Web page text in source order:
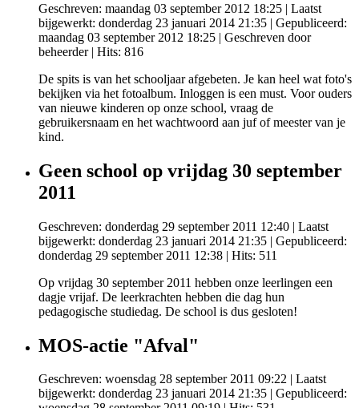
Geschreven: maandag 03 september 2012 18:25 | Laatst
bijgewerkt: donderdag 23 januari 2014 21:35 | Gepubliceerd:
maandag 03 september 2012 18:25 | Geschreven door
beheerder| Hits: 816
De spits is van het schooljaar afgebeten. Je kan heel wat foto's
bekijken via het fotoalbum. Inloggen is een must. Voor ouders
van nieuwe kinderen op onze school, vraag de
gebruikersnaam en het wachtwoord aan juf of meester van je
kind.
Geen school op vrijdag 30 september
2011
Geschreven: donderdag 29 september 2011 12:40 | Laatst
bijgewerkt: donderdag 23 januari 2014 21:35 | Gepubliceerd:
donderdag 29 september 2011 12:38 | Hits: 511
Op vrijdag 30 september 2011 hebben onze leerlingen een
dagje vrijaf. De leerkrachten hebben die dag hun
pedagogische studiedag. De school is dus gesloten!
MOS-actie "Afval"
Geschreven: woensdag 28 september 2011 09:22 | Laatst
bijgewerkt: donderdag 23 januari 2014 21:35 | Gepubliceerd: